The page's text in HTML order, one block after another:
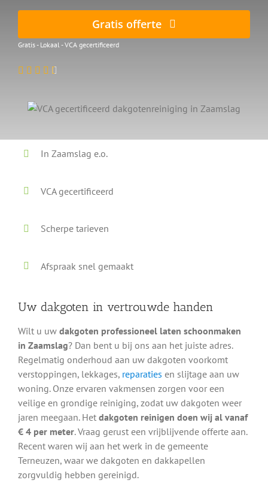
Gratis offerte
Gratis - Lokaal - VCA gecertificeerd
In Zaamslag e.o.
VCA gecertificeerd
Scherpe tarieven
Afspraak snel gemaakt
Uw dakgoten in vertrouwde handen
Wilt u uw dakgoten professioneel laten schoonmaken
in Zaamslag? Dan bent u bij ons aan het juiste adres.
Regelmatig onderhoud aan uw dakgoten voorkomt
verstoppingen, lekkages, reparaties en slijtage aan uw
woning. Onze ervaren vakmensen zorgen voor een
veilige en grondige reiniging, zodat uw dakgoten weer
jaren meegaan. Het dakgoten reinigen doen wij al vanaf
€ 4 per meter. Vraag gerust een vrijblijvende offerte aan.
Recent waren wij aan het werk in de gemeente
Terneuzen, waar we dakgoten en dakkapellen
zorgvuldig hebben gereinigd.